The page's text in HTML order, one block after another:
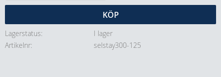
KÖP
Lagerstatus
I lager
Artikelnr
selstay300-125